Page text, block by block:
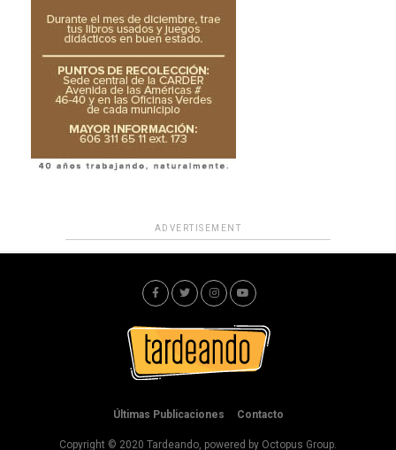
ADVERTISEMENT
Últimas Publicaciones Contacto
Copyright © 2020 Tardeando, powered by Octopus Group.